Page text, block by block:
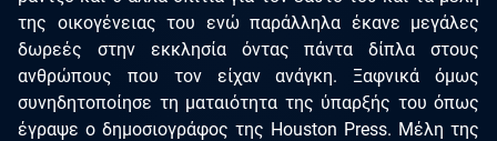
της οικογένειας του ενώ παράλληλα έκανε μεγάλες
δωρεές στην εκκλησία όντας πάντα δίπλα στους
ανθρώπους που τον είχαν ανάγκη. Ξαφνικά όμως
συνηδητοποίησε τη ματαιότητα της ύπαρξής του όπως
έγραψε ο δημοσιογράφος της Houston Press. Μέλη της